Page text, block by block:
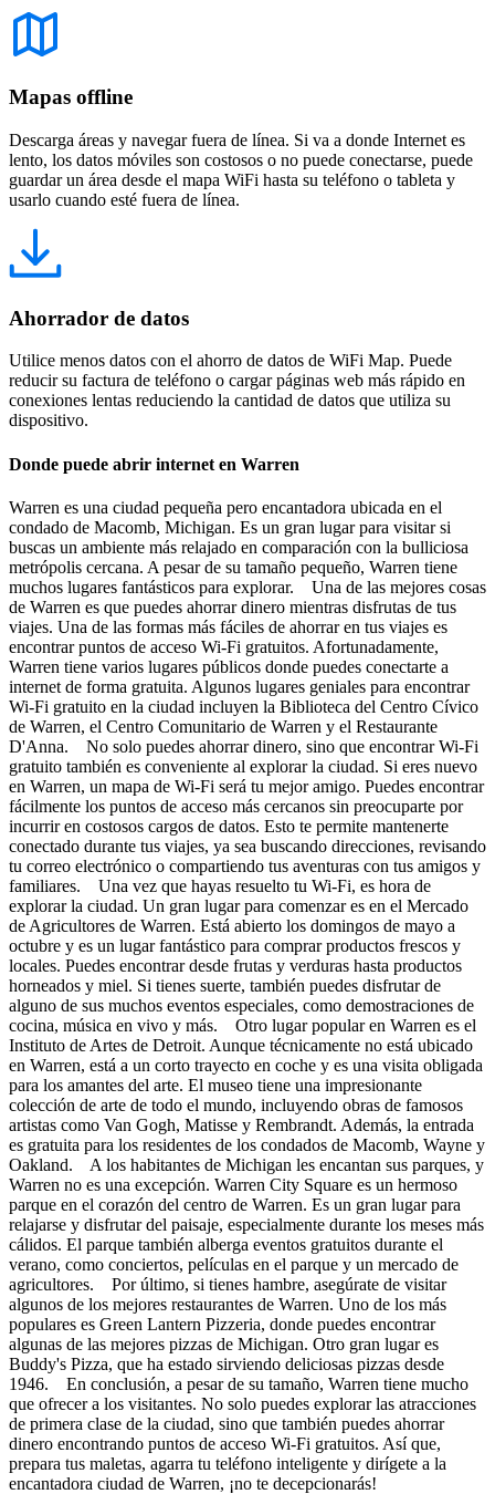
Mapas offline
Descarga áreas y navegar fuera de línea. Si va a donde Internet es
lento, los datos móviles son costosos o no puede conectarse, puede
guardar un área desde el mapa WiFi hasta su teléfono o tableta y
usarlo cuando esté fuera de línea.
Ahorrador de datos
Utilice menos datos con el ahorro de datos de WiFi Map. Puede
reducir su factura de teléfono o cargar páginas web más rápido en
conexiones lentas reduciendo la cantidad de datos que utiliza su
dispositivo.
Donde puede abrir internet en Warren
Warren es una ciudad pequeña pero encantadora ubicada en el
condado de Macomb, Michigan. Es un gran lugar para visitar si
buscas un ambiente más relajado en comparación con la bulliciosa
metrópolis cercana. A pesar de su tamaño pequeño, Warren tiene
muchos lugares fantásticos para explorar. Una de las mejores cosas
de Warren es que puedes ahorrar dinero mientras disfrutas de tus
viajes. Una de las formas más fáciles de ahorrar en tus viajes es
encontrar puntos de acceso Wi-Fi gratuitos. Afortunadamente,
Warren tiene varios lugares públicos donde puedes conectarte a
internet de forma gratuita. Algunos lugares geniales para encontrar
Wi-Fi gratuito en la ciudad incluyen la Biblioteca del Centro Cívico
de Warren, el Centro Comunitario de Warren y el Restaurante
D'Anna. No solo puedes ahorrar dinero, sino que encontrar Wi-Fi
gratuito también es conveniente al explorar la ciudad. Si eres nuevo
en Warren, un mapa de Wi-Fi será tu mejor amigo. Puedes encontrar
fácilmente los puntos de acceso más cercanos sin preocuparte por
incurrir en costosos cargos de datos. Esto te permite mantenerte
conectado durante tus viajes, ya sea buscando direcciones, revisando
tu correo electrónico o compartiendo tus aventuras con tus amigos y
familiares. Una vez que hayas resuelto tu Wi-Fi, es hora de
explorar la ciudad. Un gran lugar para comenzar es en el Mercado
de Agricultores de Warren. Está abierto los domingos de mayo a
octubre y es un lugar fantástico para comprar productos frescos y
locales. Puedes encontrar desde frutas y verduras hasta productos
horneados y miel. Si tienes suerte, también puedes disfrutar de
alguno de sus muchos eventos especiales, como demostraciones de
cocina, música en vivo y más. Otro lugar popular en Warren es el
Instituto de Artes de Detroit. Aunque técnicamente no está ubicado
en Warren, está a un corto trayecto en coche y es una visita obligada
para los amantes del arte. El museo tiene una impresionante
colección de arte de todo el mundo, incluyendo obras de famosos
artistas como Van Gogh, Matisse y Rembrandt. Además, la entrada
es gratuita para los residentes de los condados de Macomb, Wayne y
Oakland. A los habitantes de Michigan les encantan sus parques, y
Warren no es una excepción. Warren City Square es un hermoso
parque en el corazón del centro de Warren. Es un gran lugar para
relajarse y disfrutar del paisaje, especialmente durante los meses más
cálidos. El parque también alberga eventos gratuitos durante el
verano, como conciertos, películas en el parque y un mercado de
agricultores. Por último, si tienes hambre, asegúrate de visitar
algunos de los mejores restaurantes de Warren. Uno de los más
populares es Green Lantern Pizzeria, donde puedes encontrar
algunas de las mejores pizzas de Michigan. Otro gran lugar es
Buddy's Pizza, que ha estado sirviendo deliciosas pizzas desde
1946. En conclusión, a pesar de su tamaño, Warren tiene mucho
que ofrecer a los visitantes. No solo puedes explorar las atracciones
de primera clase de la ciudad, sino que también puedes ahorrar
dinero encontrando puntos de acceso Wi-Fi gratuitos. Así que,
prepara tus maletas, agarra tu teléfono inteligente y dirígete a la
encantadora ciudad de Warren, ¡no te decepcionarás!